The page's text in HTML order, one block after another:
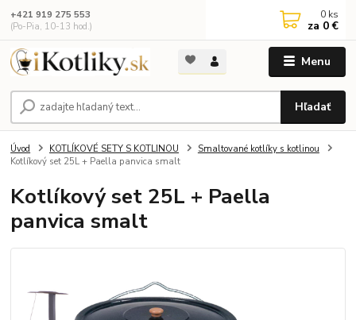
Menu
Hľadať
+421 919 275 553
(Po-Pia, 10-13 hod.)
0 ks
za 0 €
Úvod KOTLÍKOVÉ SETY S KOTLINOU
Smaltované kotlíky s kotlinou
Kotlíkový set 25L + Paella panvica smalt
Kotlíkový set 25L + Paella
panvica smalt